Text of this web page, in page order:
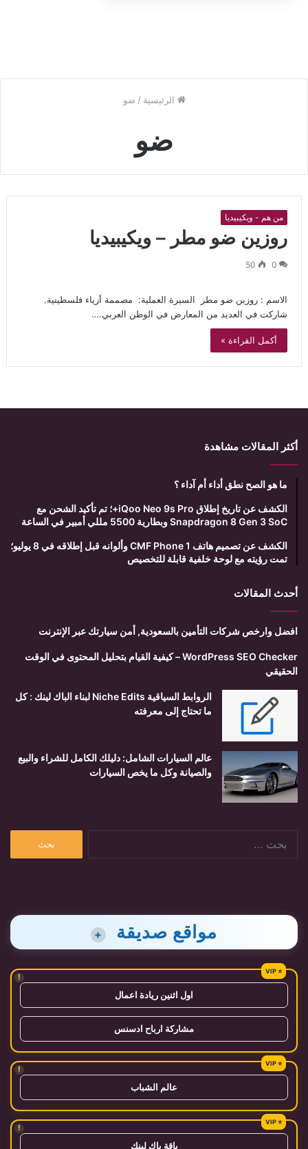
الرئيسية / ضو
ضو
من هم - ويكيبيديا
‏روزين ضو مطر – ويكيبيديا
0
50
الاسم : ‏روزين ضو مطر ‏ السيرة العملية: ‏ مصممة أزياء فلسطينية.
شاركت في العديد من المعارض في الوطن العربي.…
أكمل القراءة »
أكثر المقالات مشاهدة
ما هو الصح نطق أداء أم آداء ؟
الكشف عن تاريخ إطلاق iQoo Neo 9s Pro+؛ تم تأكيد الشحن مع
Snapdragon 8 Gen 3 SoC وبطارية 5500 مللي أمبير في الساعة
الكشف عن تصميم هاتف CMF Phone 1 وألوانه قبل إطلاقه في 8 يوليو؛
تمت رؤيته مع لوحة خلفية قابلة للتخصيص
أحدث المقالات
افضل وارخص شركات التأمين بالسعودية, أمن سيارتك عبر الإنترنت
WordPress SEO Checker – كيفية القيام بتحليل المحتوى في الوقت
الحقيقي
الروابط السياقية Niche Edits لبناء الباك لينك : كل
ما تحتاج إلى معرفته
عالم السيارات الشامل: دليلك الكامل للشراء والبيع
والصيانة وكل ما يخص السيارات
مواقع صديقة +
!
اول اثنين ريادة اعمال
مشاركة ارباح ادسنس
!
عالم الشباب
!
باقة باك لينك